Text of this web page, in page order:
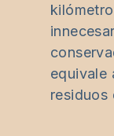
equivale
residuos